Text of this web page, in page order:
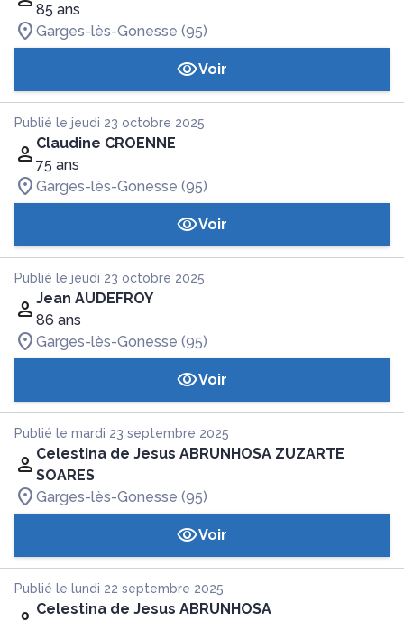
85 ans
Garges-lès-Gonesse (95)
Voir
Publié le jeudi 23 octobre 2025
Claudine CROENNE
75 ans
Garges-lès-Gonesse (95)
Voir
Publié le jeudi 23 octobre 2025
Jean AUDEFROY
86 ans
Garges-lès-Gonesse (95)
Voir
Publié le mardi 23 septembre 2025
Celestina de Jesus ABRUNHOSA ZUZARTE
SOARES
Garges-lès-Gonesse (95)
Voir
Publié le lundi 22 septembre 2025
Celestina de Jesus ABRUNHOSA